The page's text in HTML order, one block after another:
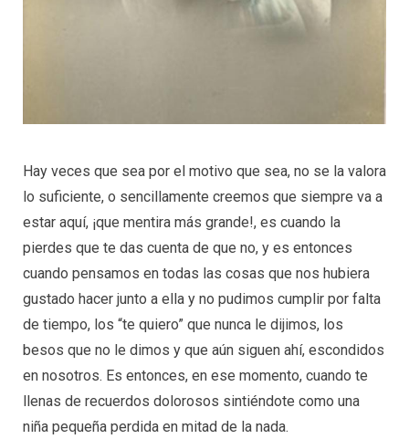
Hay veces que sea por el motivo que sea, no se la valora
lo suficiente, o sencillamente creemos que siempre va a
estar aquí, ¡que mentira más grande!, es cuando la
pierdes que te das cuenta de que no, y es entonces
cuando pensamos en todas las cosas que nos hubiera
gustado hacer junto a ella y no pudimos cumplir por falta
de tiempo, los “te quiero” que nunca le dijimos, los
besos que no le dimos y que aún siguen ahí, escondidos
en nosotros. Es entonces, en ese momento, cuando te
llenas de recuerdos dolorosos sintiéndote como una
niña pequeña perdida en mitad de la nada.